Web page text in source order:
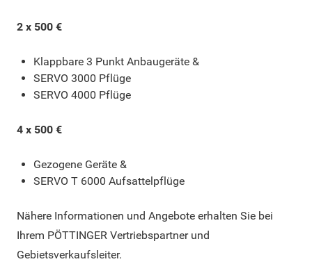
2 x 500 €
Klappbare 3 Punkt Anbaugeräte &
SERVO 3000 Pflüge
SERVO 4000 Pflüge
4 x 500 €
Gezogene Geräte &
SERVO T 6000 Aufsattelpflüge
Nähere Informationen und Angebote erhalten Sie bei
Ihrem PÖTTINGER Vertriebspartner und
Gebietsverkaufsleiter.